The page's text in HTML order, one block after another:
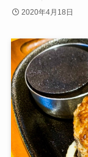
2020年4月18日